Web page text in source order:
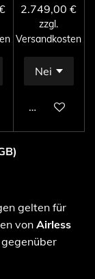
2.749,00 €
zzgl.
Versandkosten
In den
gelten für
von Airless
gegenüber